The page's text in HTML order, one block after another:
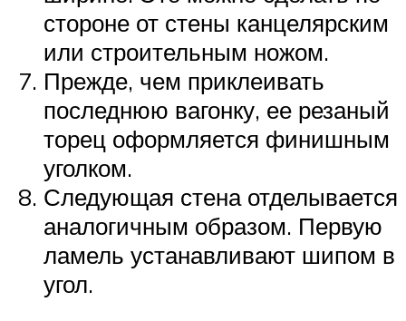
стороне от стены канцелярским
или строительным ножом.
Прежде, чем приклеивать
последнюю вагонку, ее резаный
торец оформляется финишным
уголком.
Следующая стена отделывается
аналогичным образом. Первую
ламель устанавливают шипом в
угол.